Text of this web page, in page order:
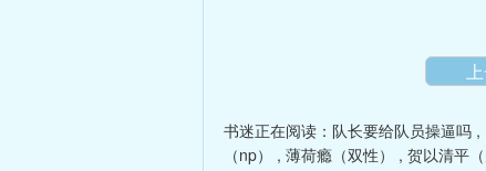
书迷正在阅读： 队长要给队员操逼吗 ,
（np）
, 薄荷瘾（双性） , 贺以清平（